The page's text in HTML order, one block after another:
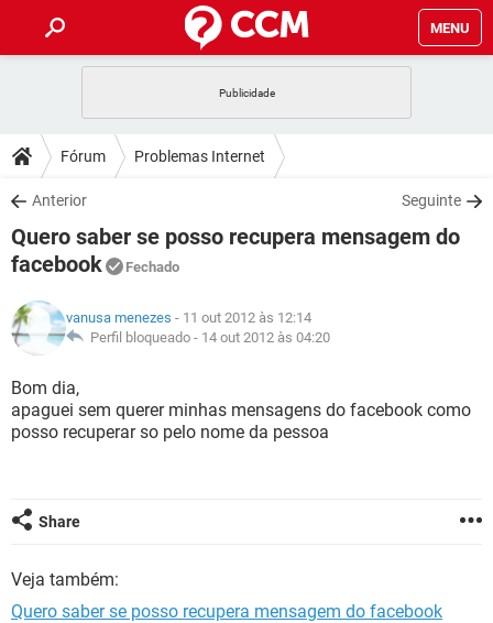
MENU
CELULAR FACEBOOK
OUTLOOK
INSTAGRAM GMAIL
GUIA DE COMPRAS
DICAS
JOGOS WHATSAPP
OUTLOOK
GUIA DE COMPRAS
DOWNLOADS
JOGOS WHATSAPP
CELULAR
OUTLOOK EXCEL
INSTAGRAM
GUIA DE COMPRAS
FÓRUM
CELULAR FACEBOOK
INSTAGRAM GMAIL
GUIA DE COMPRAS
GLOSSÁRIO
JOGOS
CELULAR
OUTLOOK EXCEL
Fórum Problemas Internet
Anterior Seguinte
Quero saber se posso recupera mensagem do
facebook
Fechado
vanusa menezes - 11 out 2012 às 12:14
Perfil bloqueado - 14 out 2012 às 04:20
Bom dia,
apaguei sem querer minhas mensagens do facebook como
posso recuperar so pelo nome da pessoa
Share
Veja também:
Quero saber se posso recupera mensagem do facebook